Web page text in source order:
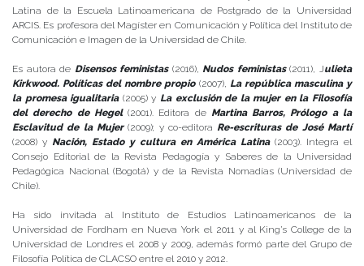
Latina de la Escuela Latinoamericana de Postgrado de la Universidad
ARCIS. Es profesora del Magíster en Comunicación y Política del Instituto de
Comunicación e Imagen de la Universidad de Chile.
Es autora de Disensos feministas(2016), Nudos feministas(2011), Julieta
Kirkwood. Políticas del nombre propio(2007), La república masculina y
la promesa igualitaria(2005) y La exclusión de la mujer en la Filosofía
del derecho de Hegel(2001). Editora de Martina Barros, Prólogo a la
Esclavitud de la Mujer(2009); y co-editora Re-escrituras de José Martí
(2008) y Nación, Estado y cultura en América Latina(2003). Integra el
Consejo Editorial de la Revista Pedagogía y Saberes de la Universidad
Pedagógica Nacional (Bogotá) y de la Revista Nomadías (Universidad de
Chile).
Ha sido invitada al Instituto de Estudios Latinoamericanos de la
Universidad de Fordham en Nueva York el 2011 y al King’s College de la
Universidad de Londres el 2008 y 2009, además formó parte del Grupo de
Filosofía Política de CLACSO entre el 2010 y 2012.